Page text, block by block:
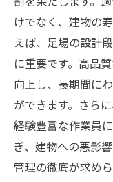
安全に始まり
む建物の長寿
けでなく、建物の
えば、足場の設計
に重要です。高品
向上し、長期間に
ができます。さら
経験豊富な作業員
ぎ、建物への悪影
管理の徹底が求め